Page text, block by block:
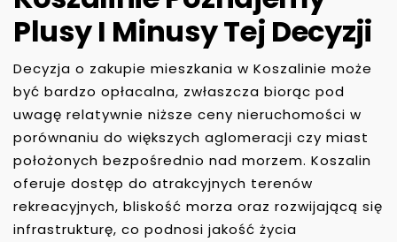
Plusy I Minusy Tej Decyzji
Decyzja o zakupie mieszkania w Koszalinie może
być bardzo opłacalna, zwłaszcza biorąc pod
uwagę relatywnie niższe ceny nieruchomości w
porównaniu do większych aglomeracji czy miast
położonych bezpośrednio nad morzem. Koszalin
oferuje dostęp do atrakcyjnych terenów
rekreacyjnych, bliskość morza oraz rozwijającą się
infrastrukturę, co podnosi jakość życia